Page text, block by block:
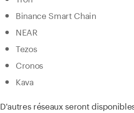
Binance Smart Chain
NEAR
Tezos
Cronos
Kava
D'autres réseaux seront